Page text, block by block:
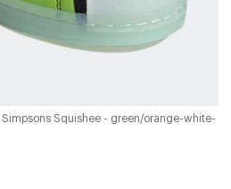
Squishee - green/orange-white-